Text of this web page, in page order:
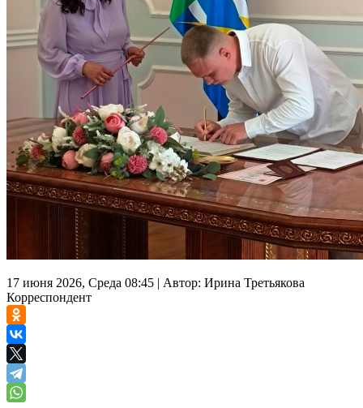
17 июня 2026, Среда 08:45 | Автор: Ирина Третьякова
Корреспондент